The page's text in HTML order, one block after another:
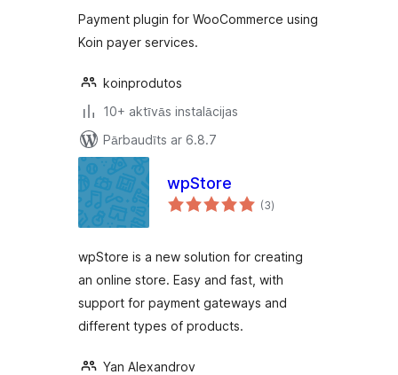
Payment plugin for WooCommerce using
Koin payer services.
koinprodutos
10+ aktīvās instalācijas
Pārbaudīts ar 6.8.7
wpStore
(3vērtējumu
kopsumma
)
wpStore is a new solution for creating
an online store. Easy and fast, with
support for payment gateways and
different types of products.
Yan Alexandrov